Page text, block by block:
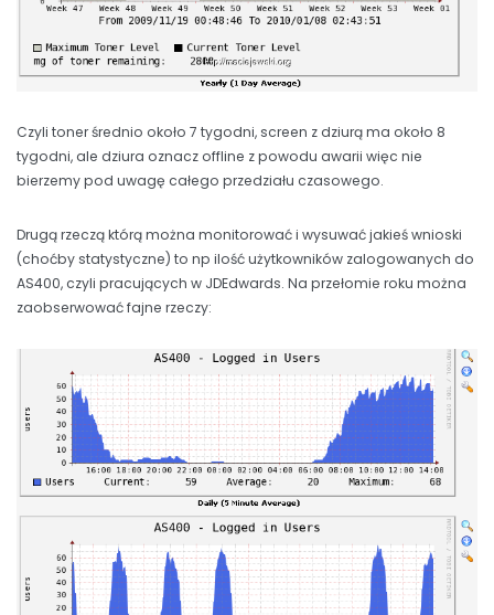
Czyli toner średnio około 7 tygodni, screen z dziurą ma około 8
tygodni, ale dziura oznacz offline z powodu awarii więc nie
bierzemy pod uwagę całego przedziału czasowego.
Drugą rzeczą którą można monitorować i wysuwać jakieś wnioski
(choćby statystyczne) to np ilość użytkowników zalogowanych do
AS400, czyli pracujących w JDEdwards. Na przełomie roku można
zaobserwować fajne rzeczy: